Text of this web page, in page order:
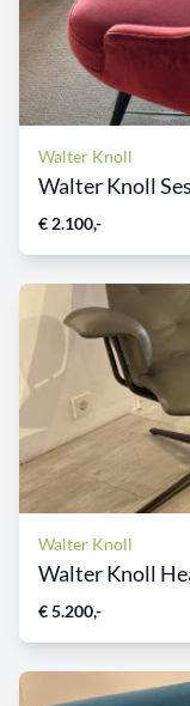
Walter Knoll
Walter Knoll
€ 2.100,-
Walter Knoll
Walter Knoll
€ 5.200,-